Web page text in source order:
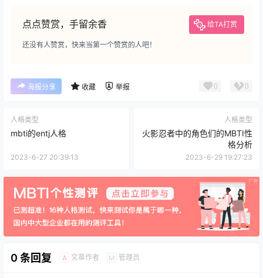
点点赞赏，手留余香 给TA打赏
还没有人赞赏，快来当第一个赞赏的人吧！
海报分享 收藏 举报 0 0
人格类型
mbti的entj人格
2023-6-27 20:39:13
人格类型
火影忍者中的角色们的MBTI性
格分析
2023-6-29 19:27:23
0 条回复 A 文章作者 M 管理员